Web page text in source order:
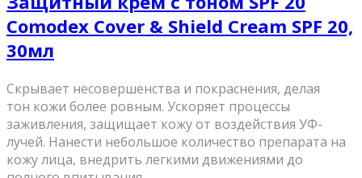
Comodex Cover & Shield Cream SPF 20,
30мл
Скрывает несовершенства и покраснения, делая
тон кожи более ровным. Ускоряет процессы
заживления, защищает кожу от воздействия УФ-
лучей. Нанести небольшое количество препарата на
кожу лица, внедрить легкими движениями до